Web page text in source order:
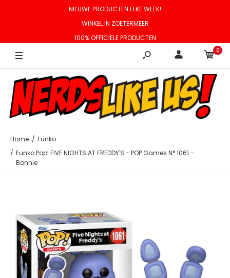
NIEUWE PRODUCTEN ELKE WEEK!
WINKEL IN ZOETERMEER
100% OFFICIELE PRODUCTEN
0
Home
Funko
Funko Pop! FIVE NIGHTS AT FREDDY'S - POP Games N° 1061 -
Bonnie